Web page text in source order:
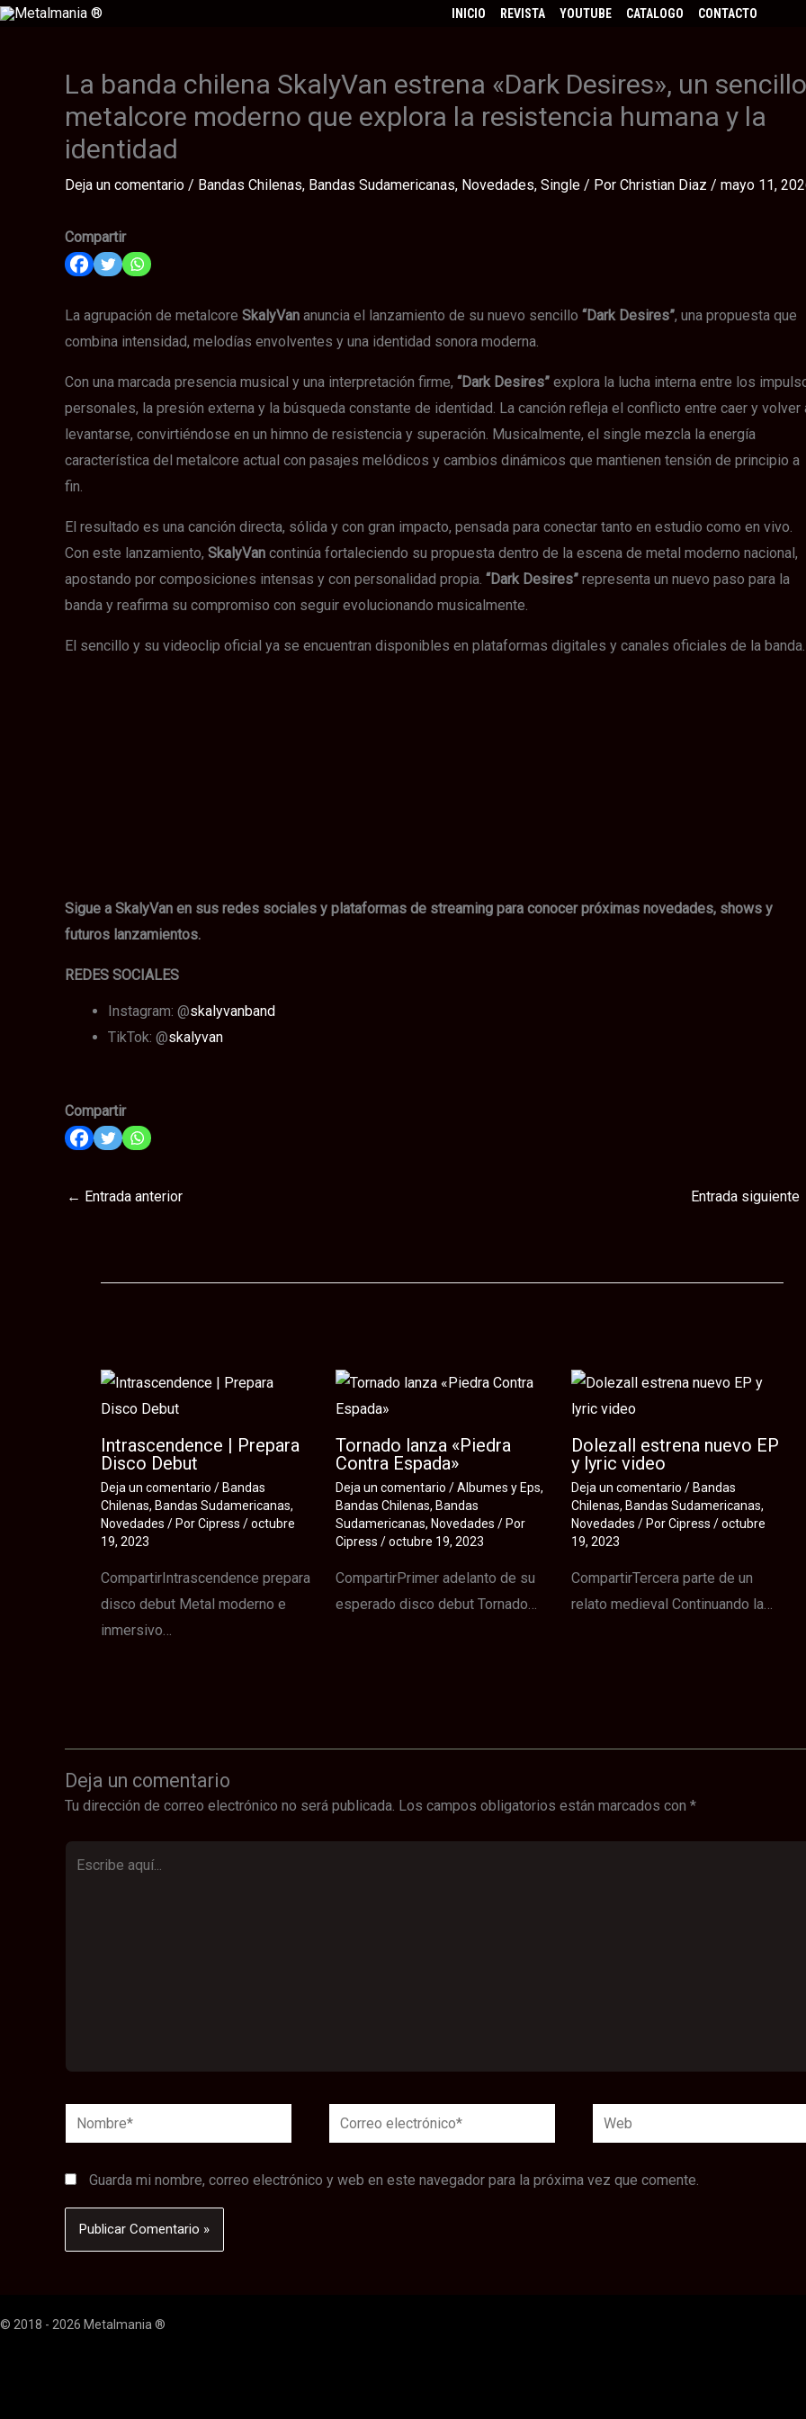
Ir
INICIO REVISTA YOUTUBE CATALOGO CONTACTO
La banda chilena SkalyVan estrena «Dark Desires», un sencillo
metalcore moderno que explora la resistencia humana y la
identidad
Deja un comentario / Bandas Chilenas, Bandas Sudamericanas, Novedades, Single / Por Christian Diaz / mayo 11,
Compartir
La agrupación de metalcore SkalyVan anuncia el lanzamiento de su nuevo sencillo “Dark Desires”, una propuesta que
combina intensidad, melodías envolventes y una identidad sonora moderna.
Con una marcada presencia musical y una interpretación firme, “Dark Desires” explora la lucha interna entre los
personales, la presión externa y la búsqueda constante de identidad. La canción refleja el conflicto entre caer y volver
levantarse, convirtiéndose en un himno de resistencia y superación. Musicalmente, el single mezcla la energía
característica del metalcore actual con pasajes melódicos y cambios dinámicos que mantienen tensión de principio a
fin.
El resultado es una canción directa, sólida y con gran impacto, pensada para conectar tanto en estudio como en vivo.
Con este lanzamiento, SkalyVan continúa fortaleciendo su propuesta dentro de la escena de metal moderno nacional,
apostando por composiciones intensas y con personalidad propia. “Dark Desires” representa un nuevo paso para la
banda y reafirma su compromiso con seguir evolucionando musicalmente.
El sencillo y su videoclip oficial ya se encuentran disponibles en plataformas digitales y canales oficiales de la banda.
Sigue a SkalyVan en sus redes sociales y plataformas de streaming para conocer próximas novedades, shows y
futuros lanzamientos.
REDES SOCIALES
Instagram: @skalyvanband
TikTok: @skalyvan
Compartir
← Entrada anterior Entrada siguiente
Intrascendence | Prepara
Disco Debut
Deja un comentario /Bandas
Chilenas, Bandas Sudamericanas,
Novedades / PorCipress /octubre
19, 2023
CompartirIntrascendence prepara
disco debut Metal moderno e
inmersivo…
Tornado lanza «Piedra
Contra Espada»
Deja un comentario /Albumes y Eps,
Bandas Chilenas,Bandas
Sudamericanas,Novedades / Por
Cipress/octubre 19, 2023
CompartirPrimer adelanto de su
esperado disco debut Tornado…
Dolezall estrena nuevo EP
y lyric video
Deja un comentario /Bandas
Chilenas, Bandas Sudamericanas,
Novedades / PorCipress /octubre
19, 2023
CompartirTercera parte de un
relato medieval Continuando la…
Deja un comentario
Tu dirección de correo electrónico no será publicada. Los campos obligatorios están marcados con *
Nombre*
Correo
electrónico*
Web
Guarda mi nombre, correo electrónico y web en este navegador para la próxima vez que comente.
© 2018 - 2026 Metalmania ®